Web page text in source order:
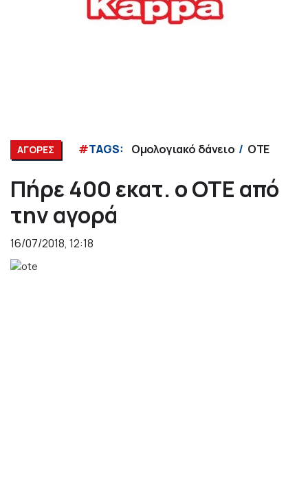
ΑΓΟΡΕΣ #TAGS: Ομολογιακό δάνειο ΟΤΕ
Πήρε 400 εκατ. ο ΟΤΕ από
την αγορά
16/07/2018, 12:18